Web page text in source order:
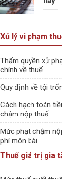
Xủ lý vi phạm
Thẩm quyền xử
chính về thuế
Quy định về tội
Cách hạch toán
chậm nộp thuế
Mức phạt chậm
phí môn bài
Thuế giá trị gia